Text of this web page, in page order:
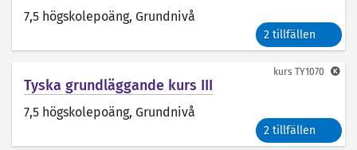
7,5 högskolepoäng, Grundnivå
2 tillfällen
Tyska grundläggande kurs III
7,5 högskolepoäng, Grundnivå
2 tillfällen
kurs TY1070